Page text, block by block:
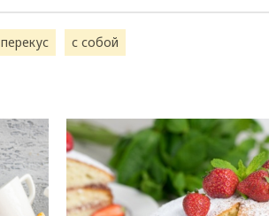
перекус
с собой